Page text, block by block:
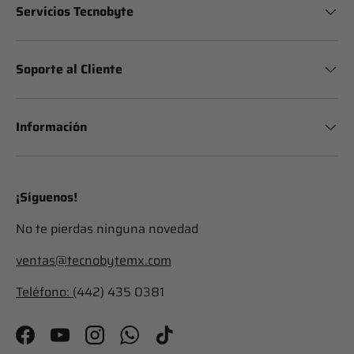
Servicios Tecnobyte
Soporte al Cliente
Información
¡Síguenos!
No te pierdas ninguna novedad
ventas@tecnobytemx.com
Teléfono: (442) 435 0381
FacebookYouTubeInstagramWhatsApp
TikTok